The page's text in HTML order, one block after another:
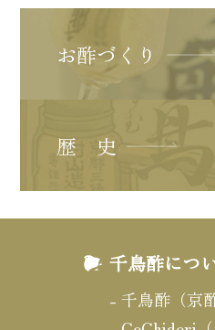
お酢づくり
歴 史
千鳥酢につ
千鳥酢（京